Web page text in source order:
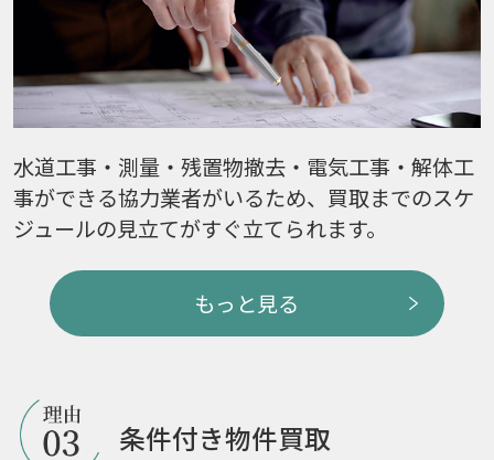
水道工事・測量・残置物撤去・電気工事・解体工
事ができる協力業者がいるため、買取までのスケ
ジュールの見立てがすぐ立てられます。
もっと見る
条件付き物件買取